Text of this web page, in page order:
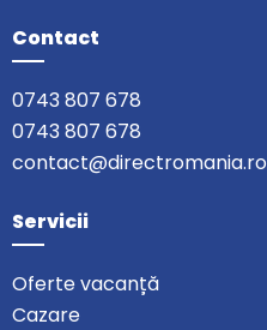
Contact
0743 807 678
0743 807 678
contact@directromania.ro
Servicii
Oferte vacanță
Cazare